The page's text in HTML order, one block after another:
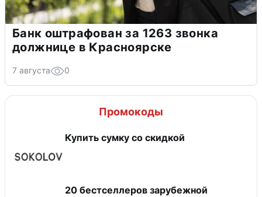
Банк оштрафован за 1263 звонка
должнице в Красноярске
7 августа 0
Промокоды
Купить сумку со скидкой
20 бестселлеров зарубежной